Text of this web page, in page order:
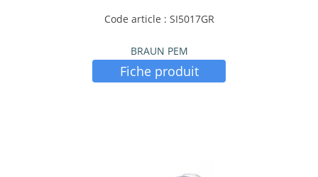
Code article : SI5017GR
BRAUN PEM
Fiche produit